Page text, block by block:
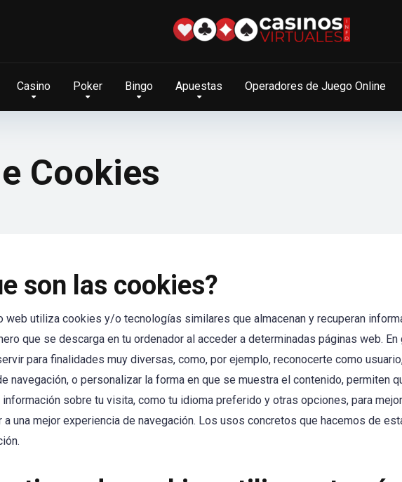
Casino Poker Bingo Apuestas Operadores de Juego Online
Cookies
son las cookies?
web utiliza cookies y/o tecnologías similares que almacenan y recuperan
que se descarga en tu ordenador al acceder a determinadas páginas web.
para finalidades muy diversas, como, por ejemplo, reconocerte como
navegación, o personalizar la forma en que se muestra el contenido, permiten
información sobre tu visita, como tu idioma preferido y otras opciones, para
a una mejor experiencia de navegación. Los usos concretos que hacemos de